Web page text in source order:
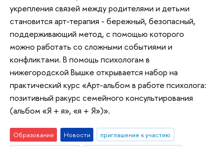
укрепления связей между родителями и детьми
становится арт-терапия - бережный, безопасный,
поддерживающий метод, с помощью которого
можно работать со сложными событиями и
конфликтами. В помощь психологам в
нижегородской Вышке открывается набор на
практический курс «Арт-альбом в работе психолога:
позитивный ракурс семейного консультирования
(альбом «‎Я + я», «‎я + Я»)».
Образование Новости
приглашение к участию